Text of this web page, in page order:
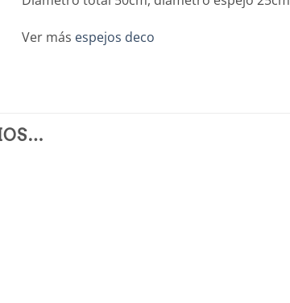
Ver más espejos deco